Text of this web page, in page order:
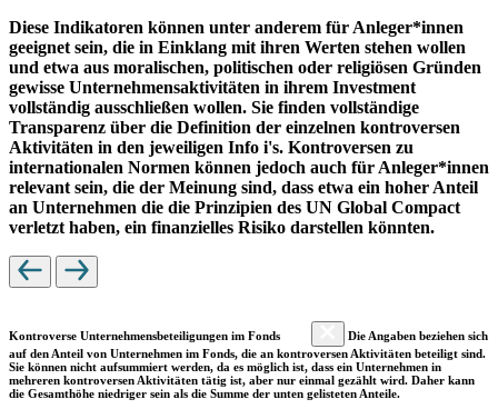
Diese Indikatoren können unter anderem für Anleger*innen
geeignet sein, die in Einklang mit ihren Werten stehen wollen
und etwa aus moralischen, politischen oder religiösen Gründen
gewisse Unternehmensaktivitäten in ihrem Investment
vollständig ausschließen wollen. Sie finden vollständige
Transparenz über die Definition der einzelnen kontroversen
Aktivitäten in den jeweiligen Info i's. Kontroversen zu
internationalen Normen können jedoch auch für Anleger*innen
relevant sein, die der Meinung sind, dass etwa ein hoher Anteil
an Unternehmen die die Prinzipien des UN Global Compact
verletzt haben, ein finanzielles Risiko darstellen könnten.
Kontroverse Unternehmensbeteiligungen im Fonds
Die Angaben beziehen sich
auf den Anteil von Unternehmen im Fonds, die an kontroversen Aktivitäten beteiligt sind.
Sie können nicht aufsummiert werden, da es möglich ist, dass ein Unternehmen in
mehreren kontroversen Aktivitäten tätig ist, aber nur einmal gezählt wird. Daher kann
die Gesamthöhe niedriger sein als die Summe der unten gelisteten Anteile.